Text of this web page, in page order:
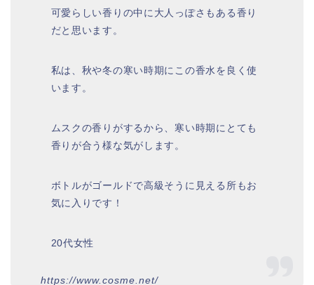
可愛らしい香りの中に大人っぽさもある香り
だと思います。
私は、秋や冬の寒い時期にこの香水を良く使
います。
ムスクの香りがするから、寒い時期にとても
香りが合う様な気がします。
ボトルがゴールドで高級そうに見える所もお
気に入りです！
20代女性
https://www.cosme.net/